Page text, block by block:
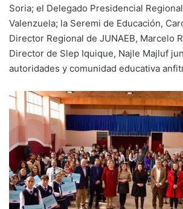
Soria; el Delegado Presidencial
Valenzuela; la Seremi de Educación,
Director Regional de JUNAEB, Marcelo
Director de Slep Iquique, Najle Majluf
autoridades y comunidad educativa